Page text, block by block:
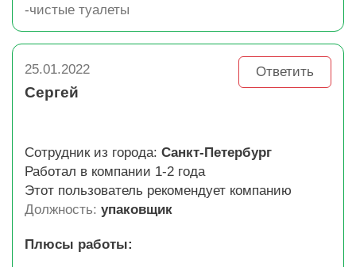
-чистые туалеты
25.01.2022 Ответить
Сергей
Сотрудник из города: Санкт-Петербург
Работал в компании 1-2 года
Этот пользователь рекомендует компанию
Должность: упаковщик
Плюсы работы: